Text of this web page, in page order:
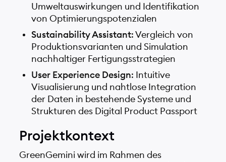
Umweltauswirkungen und Identifikation
von Optimierungspotenzialen
Sustainability Assistant: Vergleich von
Produktionsvarianten und Simulation
nachhaltiger Fertigungsstrategien
User Experience Design: Intuitive
Visualisierung und nahtlose Integration
der Daten in bestehende Systeme und
Strukturen des Digital Product Passport
Projektkontext
GreenGemini wird im Rahmen des